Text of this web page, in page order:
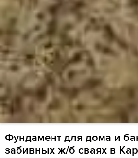
Фундамент для дома и
забивных ж/б сваях в